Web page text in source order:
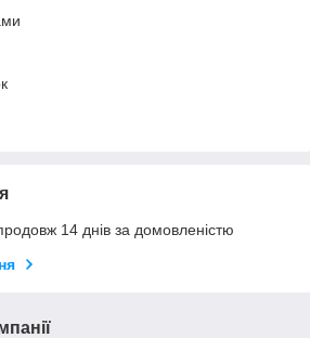
14 днів за домовленістю